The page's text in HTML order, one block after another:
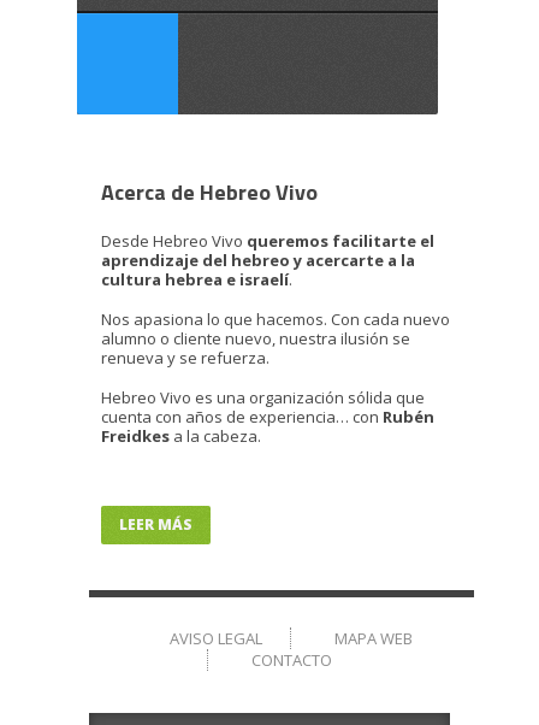
Acerca de Hebreo Vivo
Desde Hebreo Vivo queremos facilitarte el
aprendizaje del hebreo y acercarte a la
cultura hebrea e israelí.
Nos apasiona lo que hacemos. Con cada nuevo
alumno o cliente nuevo, nuestra ilusión se
renueva y se refuerza.
Hebreo Vivo es una organización sólida que
cuenta con años de experiencia… con Rubén
Freidkes a la cabeza.
LEER MÁS
AVISO LEGAL
MAPA WEB
CONTACTO